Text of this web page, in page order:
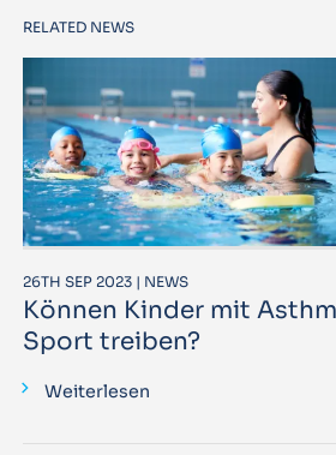
RELATED NEWS
26TH SEP 2023 | NEWS
Können Kinder mit
Sport treiben?
Weiterlesen